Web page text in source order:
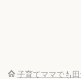
子育てママでも